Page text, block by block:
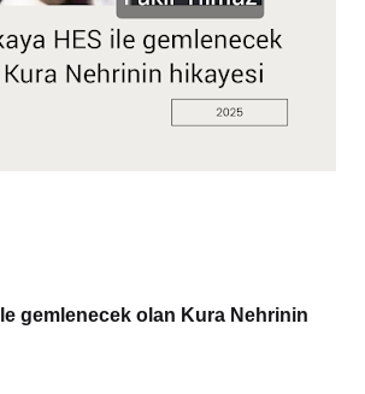
gemlenecek olan Kura Nehrinin